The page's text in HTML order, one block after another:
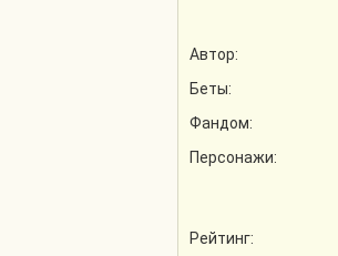
Автор:
Беты:
Фандом:
Персонажи:
Рейтинг: